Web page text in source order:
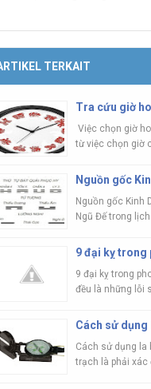
TERKAIT
Tra cứu giờ
Việc chọn giờ
từ việc chọn giờ
Nguồn gốc
Nguồn gốc Kinh
Ngũ Đế trong
9 đại kỵ trong
9 đại kỵ trong
đều là những lỗi
Cách sử dụng
Cách sử dụng la
trạch là phải xác